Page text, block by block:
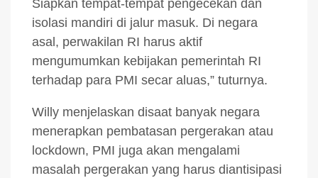
Siapkan tempat-tempat pengecekan dan
isolasi mandiri di jalur masuk. Di negara
asal, perwakilan RI harus aktif
mengumumkan kebijakan pemerintah RI
terhadap para PMI secar aluas,” tuturnya.
Willy menjelaskan disaat banyak negara
menerapkan pembatasan pergerakan atau
lockdown, PMI juga akan mengalami
masalah pergerakan yang harus diantisipasi